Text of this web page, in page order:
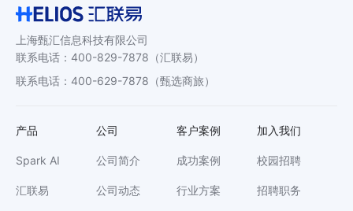
上海甄汇信息科技有限公司
联系电话 ： 400-829-7878 （汇联易）
联系电话 ： 400-629-7878 （甄选商旅）
产品
Spark AI
汇联易
公司
公司简介
公司动态
客户案例
成功案例
行业方案
加入我们
校园招聘
招聘职务